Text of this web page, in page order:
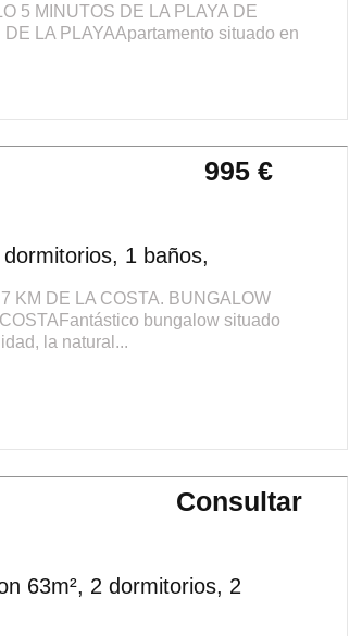
5 MINUTOS DE LA PLAYA DE
LA PLAYAApartamento situado en
995 €
1 baños,
KM DE LA COSTA. BUNGALOW
bungalow situado
la natural...
Consultar
63m², 2 dormitorios, 2